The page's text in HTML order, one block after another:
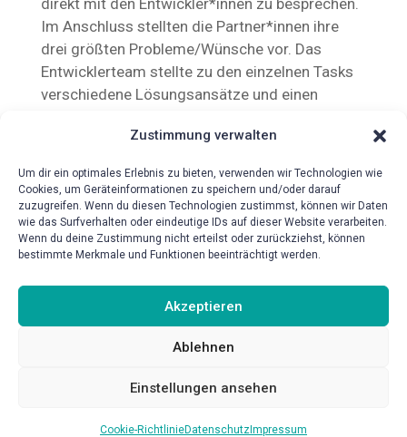
Zustimmung verwalten
Um dir ein optimales Erlebnis zu bieten, verwenden wir Technologien wie
Cookies, um Geräteinformationen zu speichern und/oder darauf
zuzugreifen. Wenn du diesen Technologien zustimmst, können wir Daten
wie das Surfverhalten oder eindeutige IDs auf dieser Website verarbeiten.
Wenn du deine Zustimmung nicht erteilst oder zurückziehst, können
bestimmte Merkmale und Funktionen beeinträchtigt werden.
Akzeptieren
Ablehnen
Einstellungen ansehen
Cookie-RichtlinieDatenschutz Impressum
direkt mit den Entwickler*innen zu besprechen.
Im Anschluss stellten die Partner*innen ihre
drei größten Probleme/Wünsche vor. Das
Entwicklerteam stellte zu den einzelnen Tasks
verschiedene Lösungsansätze und einen
{!{wpv-post-date format=’d.m.Y‘}!}